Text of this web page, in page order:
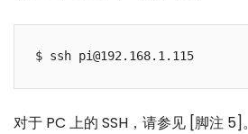
对于 PC 上的 SSH，请参见 [脚注 5]。